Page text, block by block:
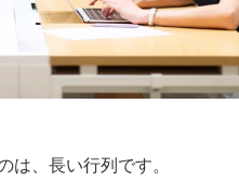
は、長い行列です。